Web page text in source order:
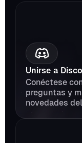
Unirse a
Conéctese
preguntas y
novedades